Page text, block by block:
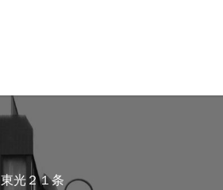
東光２１条